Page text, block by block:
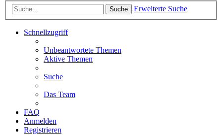
Suche Erweiterte Suche
Schnellzugriff
Unbeantwortete Themen
Aktive Themen
Suche
Das Team
FAQ
Anmelden
Registrieren